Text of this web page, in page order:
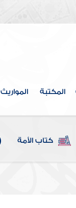
المكتبة المواريث
كتاب الأمة